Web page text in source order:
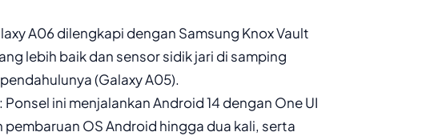
A06 dilengkapi dengan Samsung Knox Vault
lebih baik dan sensor sidik jari di samping
(Galaxy A05).
ini menjalankan Android 14 dengan One UI
pembaruan OS Android hingga dua kali, serta